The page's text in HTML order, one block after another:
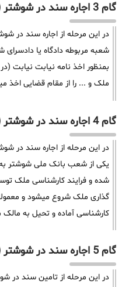
گام 3 اجاره سند در شوشتر (مراجعه به شعبه)
در این مرحله از اجاره سند در
شعبه مربوطه دادگاه یا دادسرای
بمنظور اخذ نامه نیابت نیابت
ملک و ... را از مقام قضایی اخذ
گام 4 اجاره سند در شوشتر (کارشناسی ملک)
در این مرحله از اجاره سند در
یکی از شعب بانک ملی شوشتر به
شده و فرایند کارشناسی ملک
کارشناسی آماده و تحیل به
گام 5 اجاره سند در شوشتر (بازداشت سند)
در این مرحله از تامین سند در